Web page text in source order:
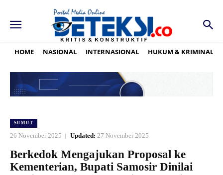
HOME NASIONAL INTERNASIONAL HUKUM & KRIMINAL
SUMUT
26 November 2025 Updated: 27 November 2025
Berkedok Mengajukan Proposal ke
Kementerian, Bupati Samosir Dinilai